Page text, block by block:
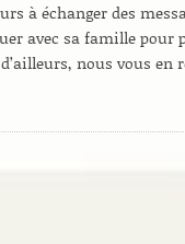
à échanger des
avec sa famille pour
nous vous